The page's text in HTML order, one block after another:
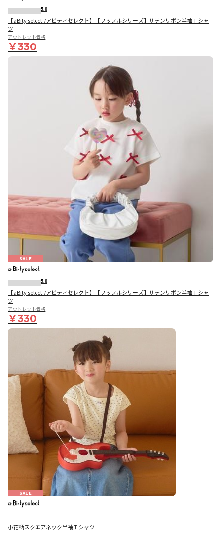
5.0
【aBity select./アビティセレクト】【ワッフルシリーズ】サテンリボン半袖Ｔシャ
ツ
アウトレット価格
￥330
SALE
5.0
【aBity select./アビティセレクト】【ワッフルシリーズ】サテンリボン半袖Ｔシャ
ツ
アウトレット価格
￥330
SALE
小花柄スクエアネック半袖Ｔシャツ